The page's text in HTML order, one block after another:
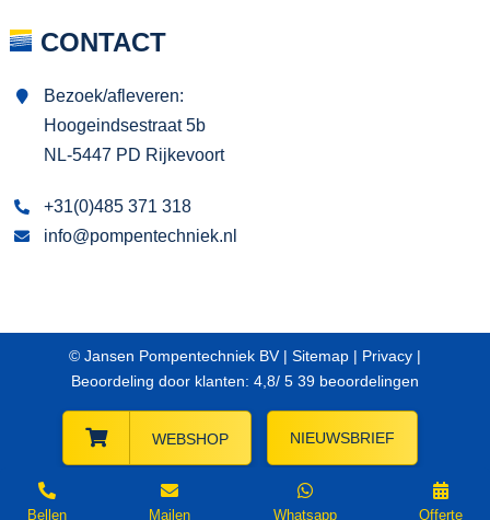
CONTACT
Bezoek/afleveren:
Hoogeindsestraat 5b
NL-5447 PD Rijkevoort
+31(0)485 371 318
info@pompentechniek.nl
© Jansen Pompentechniek BV | Sitemap | Privacy |
Beoordeling door klanten: 4,8/ 5 39 beoordelingen
WEBSHOP NIEUWSBRIEF
Bellen Mailen Whatsapp Offerte